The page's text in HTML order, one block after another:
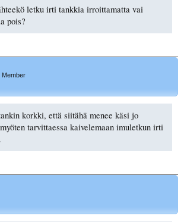
letku irti tankkia irroittamatta vai
pois?
Member
korkki, että siitähä menee käsi jo
tarvittaessa kaivelemaan imuletkun irti